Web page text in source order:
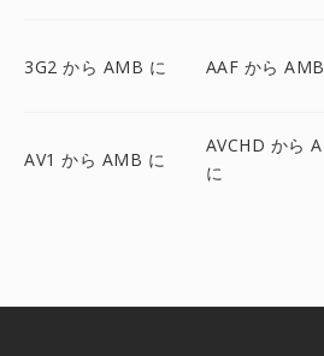
3G2 から AMB に AAF から
AV1 から AMB に
AVCHD から
に